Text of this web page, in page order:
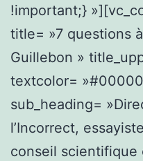
!important;}
title= »7 questions
Guillebon »
textcolor=
sub_heading=
l’Incorrect,
conseil scientifique